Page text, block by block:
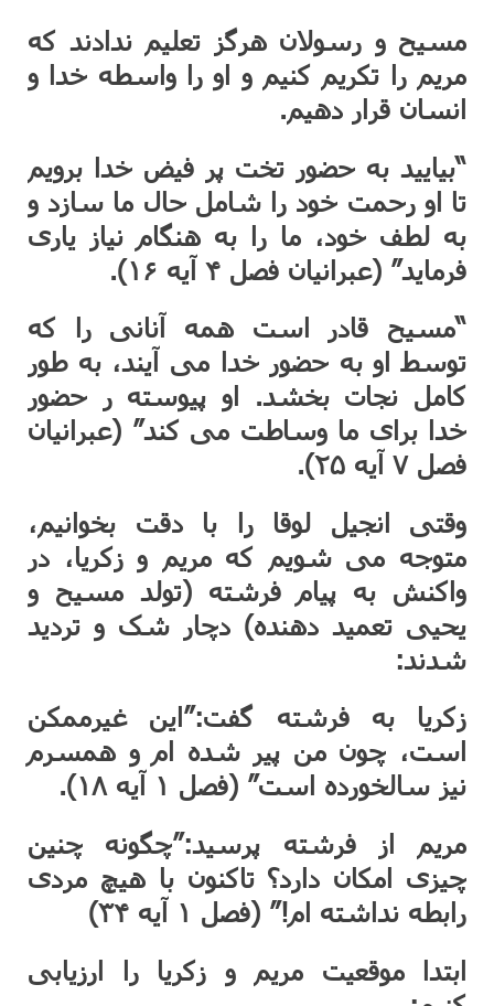
مسیح و رسولان هرگز تعلیم ندادند که
مریم را تکریم کنیم و او را واسطه خدا و
انسان قرار دهیم.
“بیایید به حضور تخت پر فیض خدا برویم
تا او رحمت خود را شامل حال ما سازد و
به لطف خود، ما را به هنگام نیاز یاری
فرماید” (عبرانیان فصل ۴ آیه ۱۶).
“مسیح قادر است همه آنانی را که
توسط او به حضور خدا می آیند، به طور
کامل نجات بخشد. او پیوسته ر حضور
خدا برای ما وساطت می کند” (عبرانیان
فصل ۷ آیه ۲۵).
وقتی انجیل لوقا را با دقت بخوانیم،
متوجه می شویم که مریم و زکریا، در
واکنش به پیام فرشته (تولد مسیح و
یحیی تعمید دهنده) دچار شک و تردید
شدند:
زکریا به فرشته گفت:”این غیرممکن
است، چون من پیر شده ام و همسرم
نیز سالخورده است” (فصل ۱ آیه ۱۸).
مریم از فرشته پرسید:”چگونه چنین
چیزی امکان دارد؟ تاکنون با هیچ مردی
رابطه نداشته ام!” (فصل ۱ آیه ۳۴)
ابتدا موقعیت مریم و زکریا را ارزیابی